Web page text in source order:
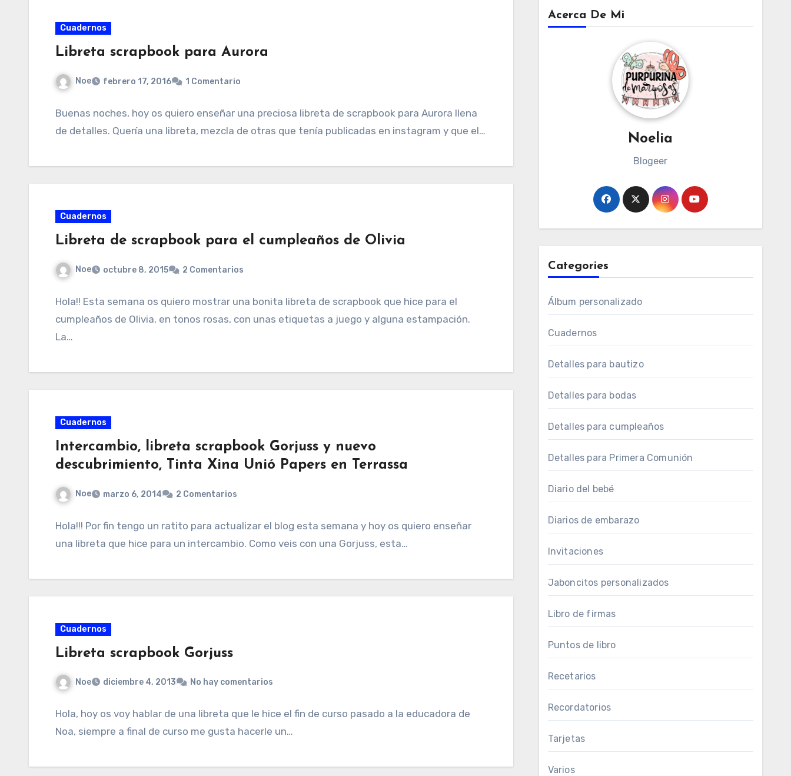
Cuadernos
Libreta scrapbook para Aurora
Noe febrero 17, 2016 1 Comentario
Buenas noches, hoy os quiero enseñar una preciosa libreta de scrapbook para Aurora llena
de detalles. Quería una libreta, mezcla de otras que tenía publicadas en instagram y que el…
Cuadernos
Libreta de scrapbook para el cumpleaños de Olivia
Noe octubre 8, 2015 2 Comentarios
Hola!! Esta semana os quiero mostrar una bonita libreta de scrapbook que hice para el
cumpleaños de Olivia, en tonos rosas, con unas etiquetas a juego y alguna estampación.
La…
Cuadernos
Intercambio, libreta scrapbook Gorjuss y nuevo
descubrimiento, Tinta Xina Unió Papers en Terrassa
Noe marzo 6, 2014 2 Comentarios
Hola!!! Por fin tengo un ratito para actualizar el blog esta semana y hoy os quiero enseñar
una libreta que hice para un intercambio. Como veis con una Gorjuss, esta…
Cuadernos
Libreta scrapbook Gorjuss
Noe diciembre 4, 2013 No hay comentarios
Hola, hoy os voy hablar de una libreta que le hice el fin de curso pasado a la educadora de
Noa, siempre a final de curso me gusta hacerle un…
Acerca De Mi
Noelia
Blogeer
Categories
Álbum personalizado
Cuadernos
Detalles para bautizo
Detalles para bodas
Detalles para cumpleaños
Detalles para Primera Comunión
Diario del bebé
Diarios de embarazo
Invitaciones
Jaboncitos personalizados
Libro de firmas
Puntos de libro
Recetarios
Recordatorios
Tarjetas
Varios